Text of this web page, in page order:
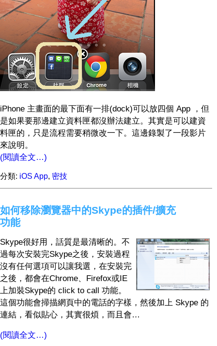
iPhone 主畫面的最下面有一排(dock)可以放四個 App ，但
是如果要那邊建立資料匣都沒辦法建立。其實是可以建資
料匣的，只是流程需要稍微改一下。這邊錄製了一段影片
來說明。
(閱讀全文…)
分類: iOS App, 密技
如何移除瀏覽器中的Skype的插件/擴充
功能
Skype很好用，話質是最清晰的。不
過每次安裝完Skype之後，安裝過程
沒有任何選項可以讓我選，在安裝完
之後，都會在Chrome、Firefox或IE
上加裝Skype的 click to call 功能。
這個功能會掃描網頁中的電話的字樣，然後加上 Skype 的
連結，看似貼心，其實很煩，而且會…
(閱讀全文…)